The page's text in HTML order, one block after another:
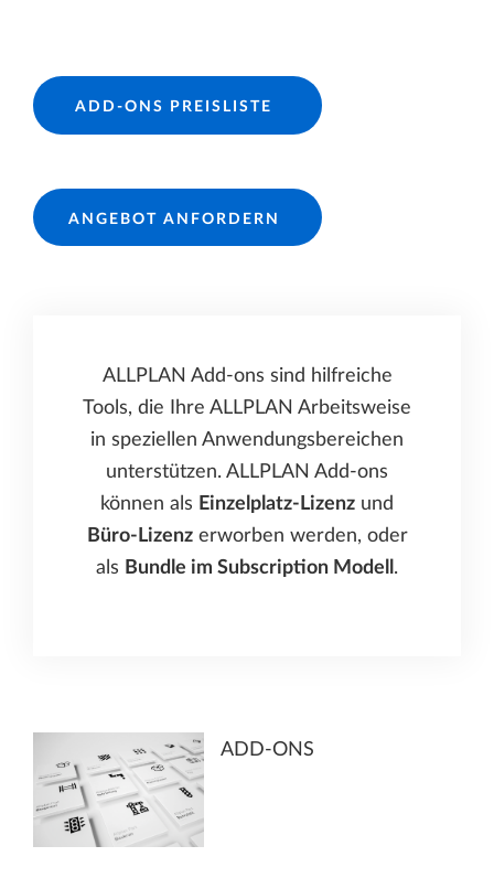
ADD-ONS PREISLISTE
ANGEBOT ANFORDERN
ALLPLAN Add-ons sind hilfreiche
Tools, die Ihre ALLPLAN Arbeitsweise
in speziellen Anwendungsbereichen
unterstützen. ALLPLAN Add-ons
können als Einzelplatz-Lizenz und
Büro-Lizenzerworben werden, oder
als Bundle im Subscription Modell .
ADD-ONS